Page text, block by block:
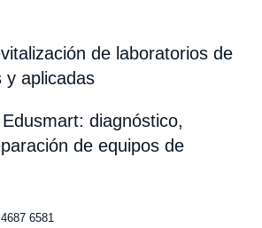
de laboratorios de
y aplicadas
diagnóstico,
de equipos de
6581